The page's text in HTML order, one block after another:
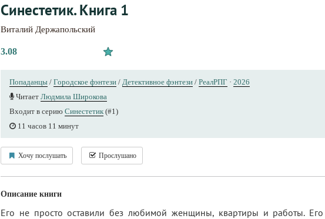
Синестетик. Книга 1
Виталий Держапольский
3.08
Попаданцы / Городское фэнтези / Детективное фэнтези / РеалРПГ · 2026
Читает Людмила Широкова
Входит в серию Синестетик (#1)
11 часов 11 минут
Хочу послушать Прослушано
Описание книги
Его не просто оставили без любимой женщины, квартиры и работы.